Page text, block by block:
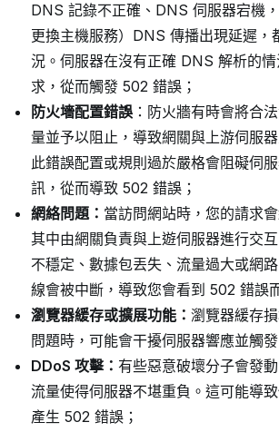
DNS 記錄不正確、DNS 伺服器宕機
更換主機服務）DNS 傳播出現延遲，
況。伺服器在沒有正確 DNS 解析的
求，從而觸發 502 錯誤；
防火墻配置錯誤：防火牆有時會將合
量並予以阻止，導致網關與上游伺服
此錯誤配置或規則過於嚴格會阻礙伺
訊，從而導致 502 錯誤；
網絡問題： 當訪問網站時，您的請求
其中由網關負責與上遊伺服器進行交
不穩定、數據包丟失、流量過大或網
線會被中斷，導致您會看到 502 錯誤
瀏覽器緩存或擴展功能： 瀏覽器緩存
問題時，可能會干擾伺服器響應並觸
DDoS 攻擊： 有些惡意破壞分子會發動
流量使得伺服器不堪重負。這可能導
產生 502 錯誤；